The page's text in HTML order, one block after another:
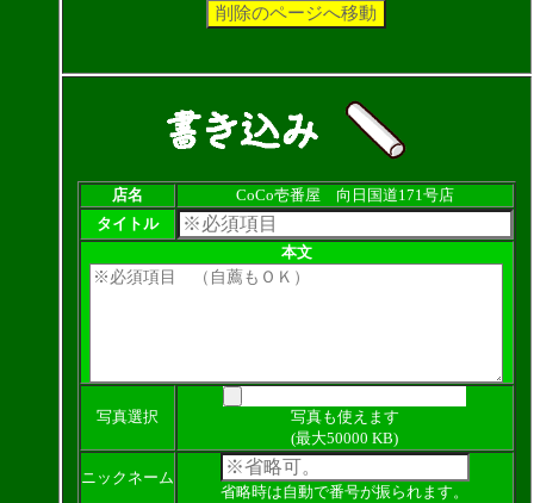
店名
CoCo壱番屋 向日国道171号店
タイトル
本文
写真選択
写真も使えます
(最大50000 KB)
ニックネーム
省略時は自動で番号が振られます。